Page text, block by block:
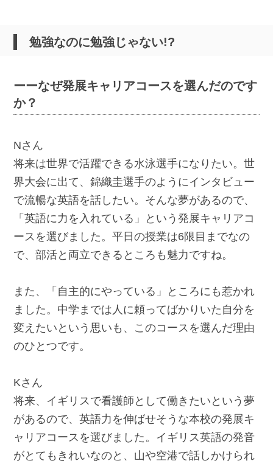
勉強なのに勉強じゃない!?
ーーなぜ発展キャリアコースを選んだのです
か？
Nさん
将来は世界で活躍できる水泳選手になりたい。世
界大会に出て、錦織圭選手のようにインタビュー
で流暢な英語を話したい。そんな夢があるので、
「英語に力を入れている」という発展キャリアコ
ースを選びました。平日の授業は6限目までなの
で、部活と両立できるところも魅力ですね。
また、「自主的にやっている」ところにも惹かれ
ました。中学までは人に頼ってばかりいた自分を
変えたいという思いも、このコースを選んだ理由
のひとつです。
Kさん
将来、イギリスで看護師として働きたいという夢
があるので、英語力を伸ばせそうな本校の発展キ
ャリアコースを選びました。イギリス英語の発音
がとてもきれいなのと、山や空港で話しかけられ